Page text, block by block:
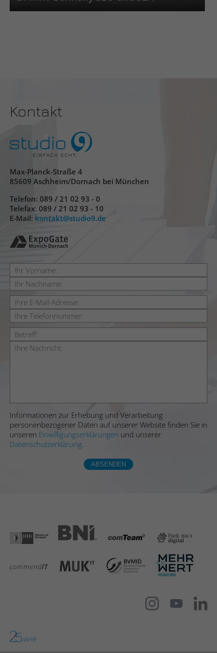
Kontakt
Max-Planck-Straße 4
85609 Aschheim/Dornach bei München
Telefon: 089 / 21 02 93 - 0
Telefax: 089 / 21 02 93 - 10
E-Mail: kontakt studio9.de
Informationen zur Erhebung und Verarbeitung
personenbezogener Daten auf unserer Website finden Sie in
unseren Einwilligungserklärungen und unserer
Datenschutzerklärung.
ABSENDEN